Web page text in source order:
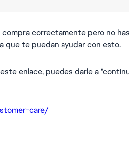
compra correctamente pero no
que te puedan ayudar con esto.
enlace, puedes darle a
care/